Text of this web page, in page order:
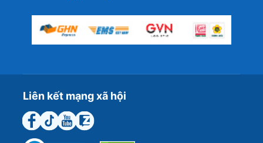
Sau phần phân tích về siêu phẩmiPad Pro 12.9 inch M1
điểm của chiếc máy tính bảng này. Nếu cần biết những
thông tin công nghệ bạn có thể liên hệ
0898.143.789củaT&T Center
Liên kết mạng xã hội